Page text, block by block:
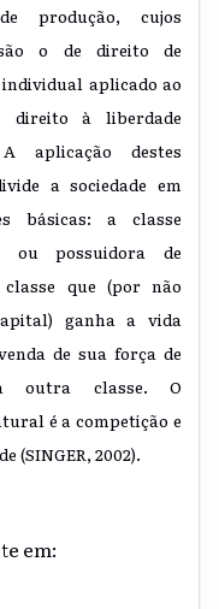
produção, cujos
o de direito de
aplicado ao
à liberdade
aplicação destes
a sociedade em
básicas: a classe
ou possuidora de
que (por não
ganha a vida
de sua força de
outra classe. O
é a competição e
(SINGER, 2002).
em: